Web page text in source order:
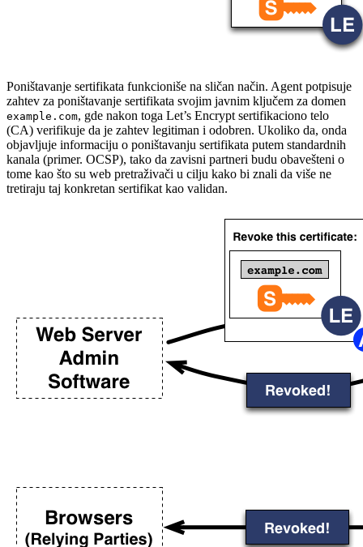
Poništavanje sertifikata funkcioniše na sličan način. Agent potpisuje
zahtev za poništavanje sertifikata svojim javnim ključem za domen
example.com, gde nakon toga Let’s Encrypt sertifikaciono telo
(CA) verifikuje da je zahtev legitiman i odobren. Ukoliko da, onda
objavljuje informaciju o poništavanju sertifikata putem standardnih
kanala (primer. OCSP), tako da zavisni partneri budu obavešteni o
tome kao što su web pretraživači u cilju kako bi znali da više ne
tretiraju taj konkretan sertifikat kao validan.